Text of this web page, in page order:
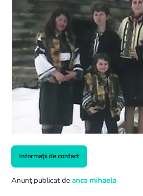
Informaţii de contact
Anunţ publicat de anca mihaela